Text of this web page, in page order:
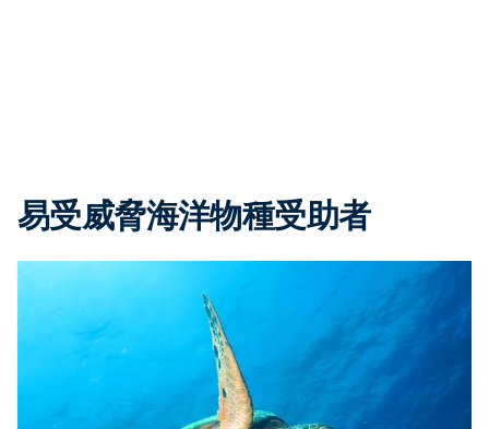
易受威脅海洋物種受助者